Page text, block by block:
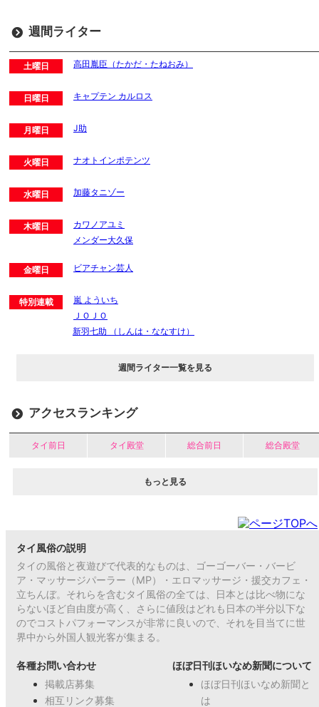
週間ライター
土曜日 高田胤臣（たかだ・たねおみ）
日曜日 キャプテン カルロス
月曜日 J助
火曜日 ナオトインポテンツ
水曜日 加藤タニゾー
木曜日
カワノアユミ
メンダー大久保
金曜日 ビアチャン芸人
特別連載
嵐 よういち
ＪＯＪＯ
新羽七助 （しんは・ななすけ）
週間ライター一覧を見る
アクセスランキング
タイ前日 タイ殿堂 総合前日 総合殿堂
もっと見る
タイ風俗の説明
タイの風俗と夜遊びで代表的なものは、ゴーゴーバー・バービ
ア・マッサージパーラー（MP）・エロマッサージ・援交カフェ・
立ちんぼ。それらを含むタイ風俗の全ては、日本とは比べ物にな
らないほど自由度が高く、さらに値段はどれも日本の半分以下な
のでコストパフォーマンスが非常に良いので、それを目当てに世
界中から外国人観光客が集まる。
各種お問い合わせ
掲載店募集
相互リンク募集
ほぼ日刊ほいなめ新聞について
ほぼ日刊ほいなめ新聞と
は